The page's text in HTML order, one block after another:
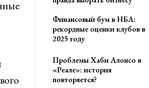
Финансовый бум в НБА:
рекордные оценки клубов в
2025 году
Проблемы Хаби Алонсо в
«Реале»: история
повторяется?